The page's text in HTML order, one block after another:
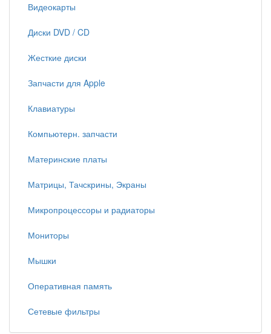
Видеокарты
Диски DVD / CD
Жесткие диски
Запчасти для Apple
Клавиатуры
Компьютерн. запчасти
Материнские платы
Матрицы, Тачскрины, Экраны
Микропроцессоры и радиаторы
Мониторы
Мышки
Оперативная память
Сетевые фильтры